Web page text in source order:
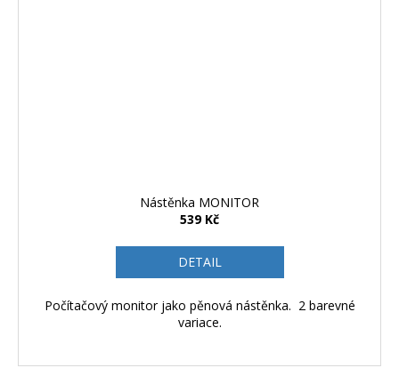
Nástěnka MONITOR
539 Kč
DETAIL
Počítačový monitor jako pěnová nástěnka. 2 barevné
variace.